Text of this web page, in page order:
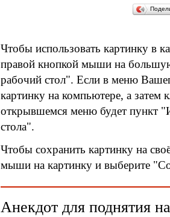
Чтобы использовать картинку в
правой кнопкой мыши на
рабочий стол". Если в меню
картинку на компьютере, а затем
открывшемся меню будет пункт
стола".
Чтобы сохранить картинку на
мыши на картинку и выберите
Анекдот для поднятия